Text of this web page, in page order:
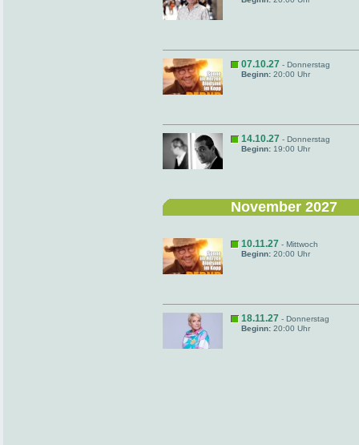
07.10.27 - Donnerstag
Beginn: 20:00 Uhr
14.10.27 - Donnerstag
Beginn: 19:00 Uhr
November 2027
10.11.27 - Mittwoch
Beginn: 20:00 Uhr
18.11.27 - Donnerstag
Beginn: 20:00 Uhr